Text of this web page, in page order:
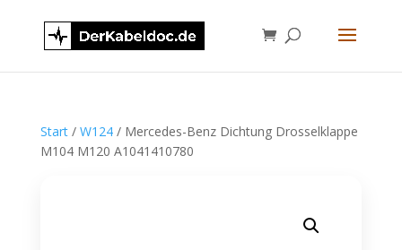
Start/ W124/ Mercedes-Benz Dichtung Drosselklappe
M104 M120 A1041410780